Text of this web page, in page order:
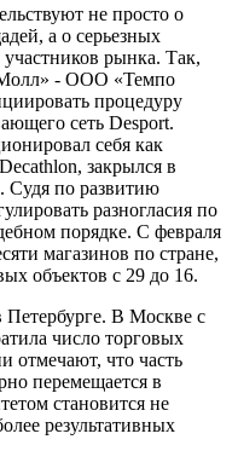
не просто о
а о серьезных
рынка. Так,
- ООО «Темпо
процедуру
сеть Desport.
себя как
закрылся в
Судя по развитию
разногласия по
порядке. С февраля
магазинов по стране,
объектов с 29 до 16.
Петербурге. В Москве с
число торговых
отмечают, что часть
перемещается в
становится не
результативных